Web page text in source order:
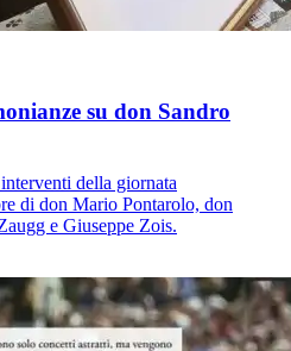
su don Sandro
della giornata
di don Mario Pontarolo, don
e Giuseppe Zois.